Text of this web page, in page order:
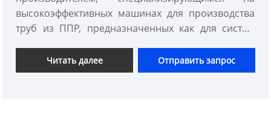
высокоэффективных машинах для производства
труб из ППР, предназначенных как для систем
Уделяя особое внимание точному
машиностроению и передовым технологиям,
Читать далее Отправить запрос